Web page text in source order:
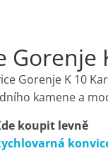
Gorenje
Gorenje K 10
kamene a
koupit levně